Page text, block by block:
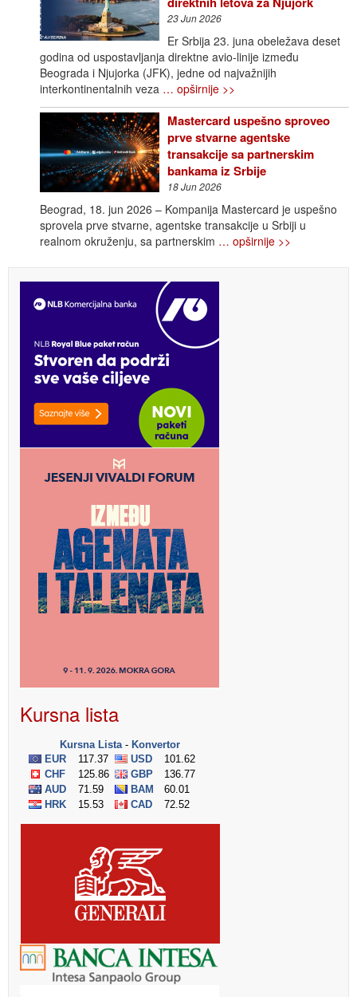
23 Jun 2026
Er Srbija 23. juna obeležava deset
godina od uspostavljanja direktne avio-linije između
Beograda i Njujorka (JFK), jedne od najvažnijih
interkontinentalnih veza … opširnije >>
Mastercard uspešno sproveo
prve stvarne agentske
transakcije sa partnerskim
bankama iz Srbije
18 Jun 2026
Beograd, 18. jun 2026 – Kompanija Mastercard je uspešno
sprovela prve stvarne, agentske transakcije u Srbiji u
realnom okruženju, sa partnerskim … opširnije >>
Kursna lista